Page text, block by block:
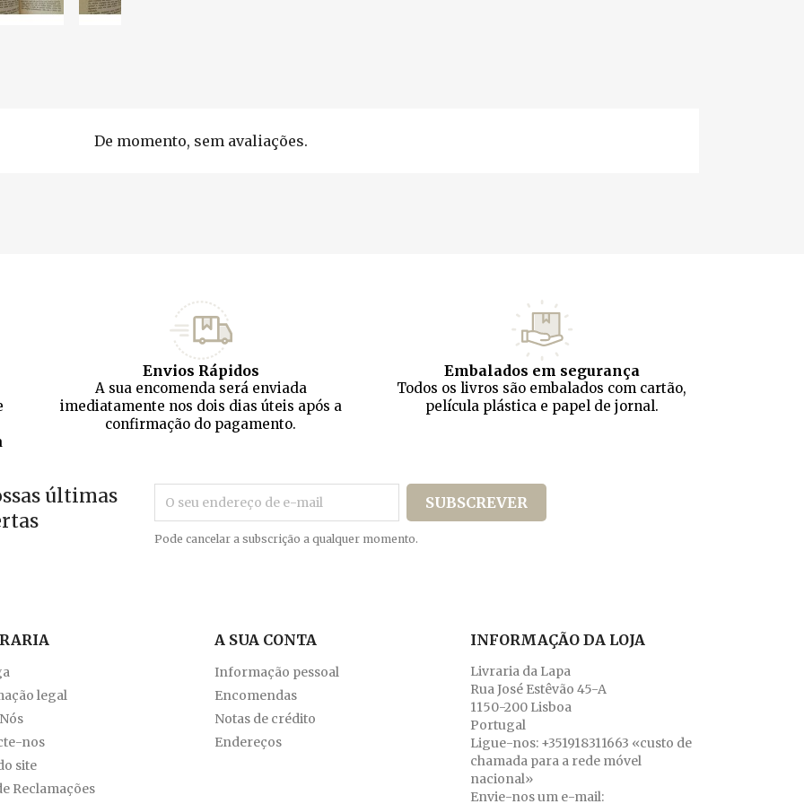
De momento, sem avaliações.
Envios Rápidos
A sua encomenda será enviada
imediatamente nos dois dias úteis após a
confirmação do pagamento.
Embalados em segurança
Todos os livros são embalados com cartão,
película plástica e papel de jornal.
últimas
Pode cancelar a subscrição a qualquer momento.
legal
nos
site
Reclamações
A SUA CONTA
Informação pessoal
Encomendas
Notas de crédito
Endereços
INFORMAÇÃO DA LOJA
Livraria da Lapa
Rua José Estêvão 45-A
1150-200 Lisboa
Portugal
Ligue-nos: +351918311663 «custo de
chamada para a rede móvel
nacional»
Envie-nos um e-mail: